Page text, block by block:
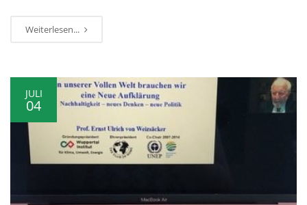
Weiterlesen...
JULI
04